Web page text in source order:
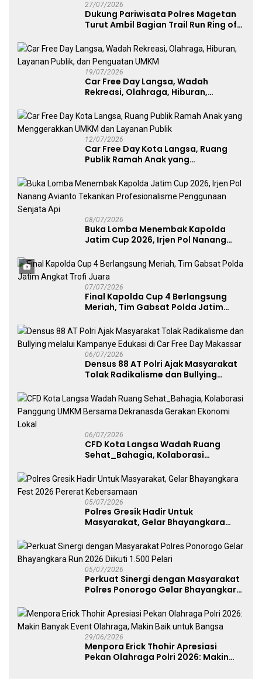
27/07/2026
Dukung Pariwisata Polres Magetan
Turut Ambil Bagian Trail Run Ring of
19/07/2026
Car Free Day Langsa, Wadah
Rekreasi, Olahraga, Hiburan,
UMKM
12/07/2026
Car Free Day Kota Langsa, Ruang
Publik Ramah Anak yang
Publik
08/07/2026
Buka Lomba Menembak Kapolda
Jatim Cup 2026, Irjen Pol Nanang
Penggunaan Senjata Api
07/07/2026
Final Kapolda Cup 4 Berlangsung
Meriah, Tim Gabsat Polda Jatim
06/07/2026
Densus 88 AT Polri Ajak Masyarakat
Tolak Radikalisme dan Bullying
Free Day Makassar
06/07/2026
CFD Kota Langsa Wadah Ruang
Sehat_Bahagia, Kolaborasi
Dekranasda Gerakan Ekonomi Lokal
05/07/2026
Polres Gresik Hadir Untuk
Masyarakat, Gelar Bhayangkara
05/07/2026
Perkuat Sinergi dengan Masyarakat
Polres Ponorogo Gelar Bhayangkara
29/06/2026
Menpora Erick Thohir Apresiasi
Pekan Olahraga Polri 2026: Makin